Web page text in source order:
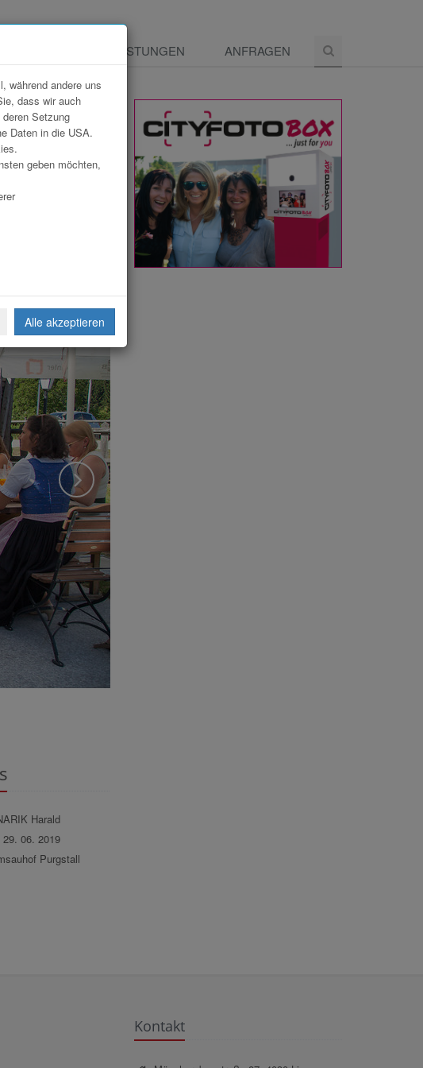
LEISTUNGEN ANFRAGEN
Weiterleiten
Harald
29. 06. 2019
Purgstall
Kontakt
während andere uns
dass wir auch
Setzung
Daten in die USA.
geben möchten,
Alle akzeptieren